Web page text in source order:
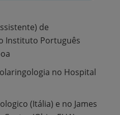
de
Instituto Português
no Hospital
(Itália) e no James